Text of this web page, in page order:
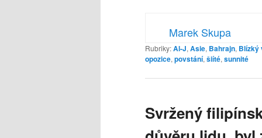
Marek Skupa
Rubriky:Al-J, Asie, Bahrajn, Blízký
opozice, povstání, šiíté, sunnité
Svržený